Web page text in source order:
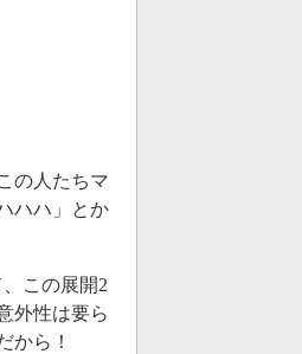
の人たちマ
ハハ」とか
この展開2
外性は要ら
から！